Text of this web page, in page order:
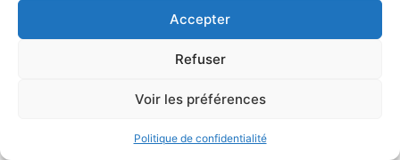
Accepter
Refuser
Voir les préférences
Politique de confidentialité
vient souvent de la texture avant la sécurité.
Un emballage propre, une date visible et une
cuisson à cœur suffisent dans la plupart des
Si un doute apparaît sur l’odeur, la date ou la